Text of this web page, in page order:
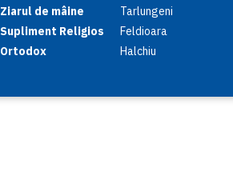
Ziarul de mâine
Supliment Religios
Ortodox
Tarlungeni
Feldioara
Halchiu